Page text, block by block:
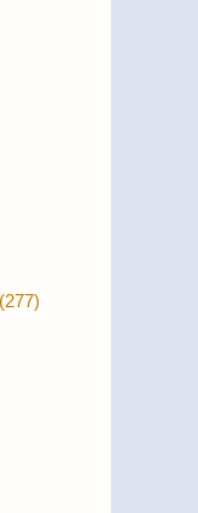
(277)